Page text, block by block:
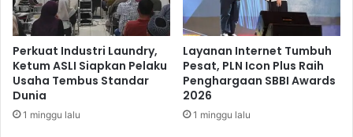
t
e
r
n
a
s
i
i
t
e
s
B
a
l
Perkuat Industri Laundry,
Ketum ASLI Siapkan Pelaku
Usaha Tembus Standar
Dunia
1 minggu lalu
Layanan Internet Tumbuh
Pesat, PLN Icon Plus Raih
Penghargaan SBBI Awards
2026
1 minggu lalu